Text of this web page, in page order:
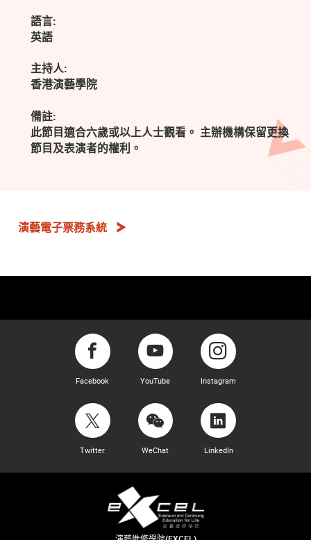
語言:
英語
主持人:
香港演藝學院
備註:
此節目適合六歲或以上人士觀看。 主辦機構保留更換
節目及表演者的權利。
演藝電子票務系統
Facebook YouTube Instagram
Twitter WeChat LinkedIn